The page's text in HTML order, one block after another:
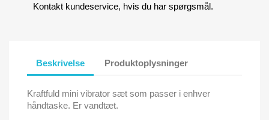
Kontakt kundeservice, hvis du har spørgsmål.
Beskrivelse Produktoplysninger
Kraftfuld mini vibrator sæt som passer i enhver
håndtaske. Er vandtæt.